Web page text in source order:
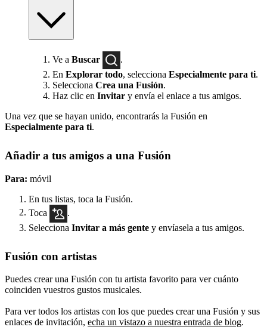
Ve a Buscar
.
En Explorar todo, selecciona Especialmente para ti.
Selecciona Crea una Fusión.
Haz clic en Invitar y envía el enlace a tus amigos.
Una vez que se hayan unido, encontrarás la Fusión en
Especialmente para ti.
Añadir a tus amigos a una Fusión
Para: móvil
En tus listas, toca la Fusión.
Toca
Selecciona Invitar a más gente y envíasela a tus amigos.
Fusión con artistas
Puedes crear una Fusión con tu artista favorito para ver cuánto
coinciden vuestros gustos musicales.
Para ver todos los artistas con los que puedes crear una Fusión y sus
enlaces de invitación, echa un vistazo a nuestra entrada de blog.